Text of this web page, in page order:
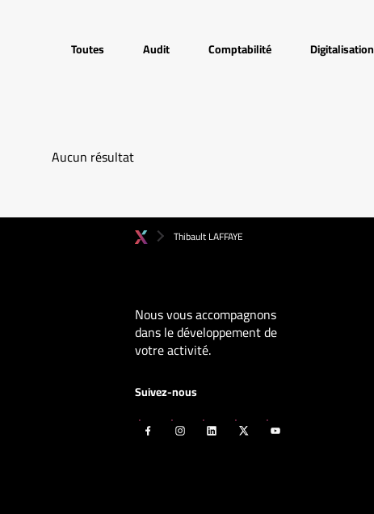
Toutes Audit Comptabilité Digitalisation
Aucun résultat
Thibault LAFFAYE
Nous vous accompagnons
dans le développement de
votre activité.
Suivez-nous